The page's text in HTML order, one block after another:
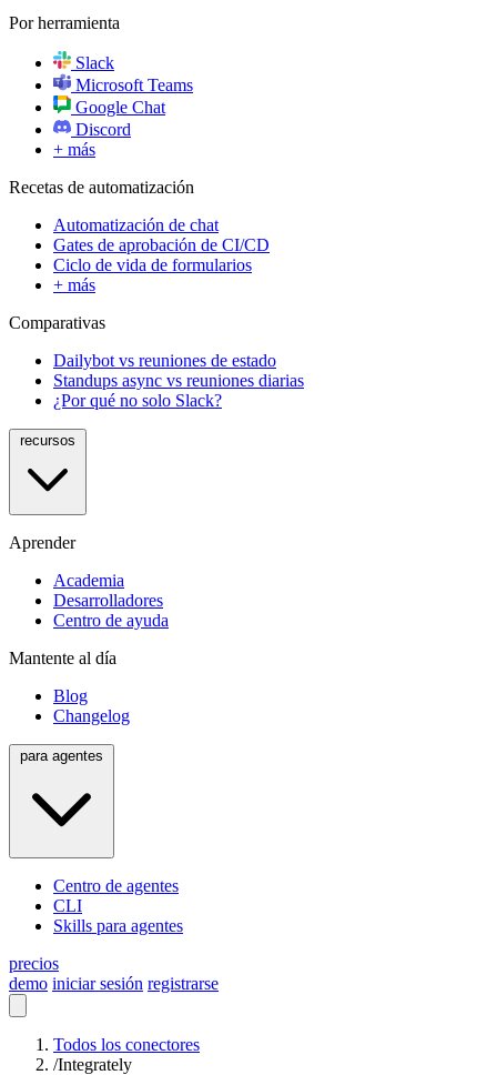
Por herramienta
Slack
Microsoft Teams
Google Chat
Discord
+ más
Recetas de automatización
Automatización de chat
Gates de aprobación de CI/CD
Ciclo de vida de formularios
+ más
Comparativas
Dailybot vs reuniones de estado
Standups async vs reuniones diarias
¿Por qué no solo Slack?
Aprender
Academia
Desarrolladores
Centro de ayuda
Mantente al día
Blog
Changelog
Centro de agentes
CLI
Skills para agentes
precios
demo iniciar sesión registrarse
Todos los conectores
/Integrately